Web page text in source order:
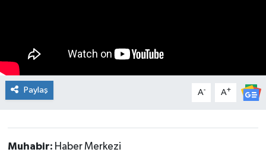
Paylaş A- A+
Muhabir: Haber Merkezi
KÜLTÜR
TURİZM
VEFAT